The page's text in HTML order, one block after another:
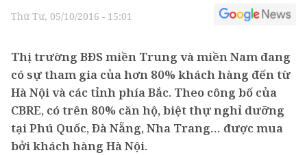
Thứ Tư, 05/10/2016 - 15:01
Thị trường BĐS miền Trung và miền Nam đang
có sự tham gia của hơn 80% khách hàng đến từ
Hà Nội và các tỉnh phía Bắc. Theo công bố của
CBRE, có trên 80% căn hộ, biệt thự nghỉ dưỡng
tại Phú Quốc, Đà Nẵng, Nha Trang… được mua
bởi khách hàng Hà Nội.